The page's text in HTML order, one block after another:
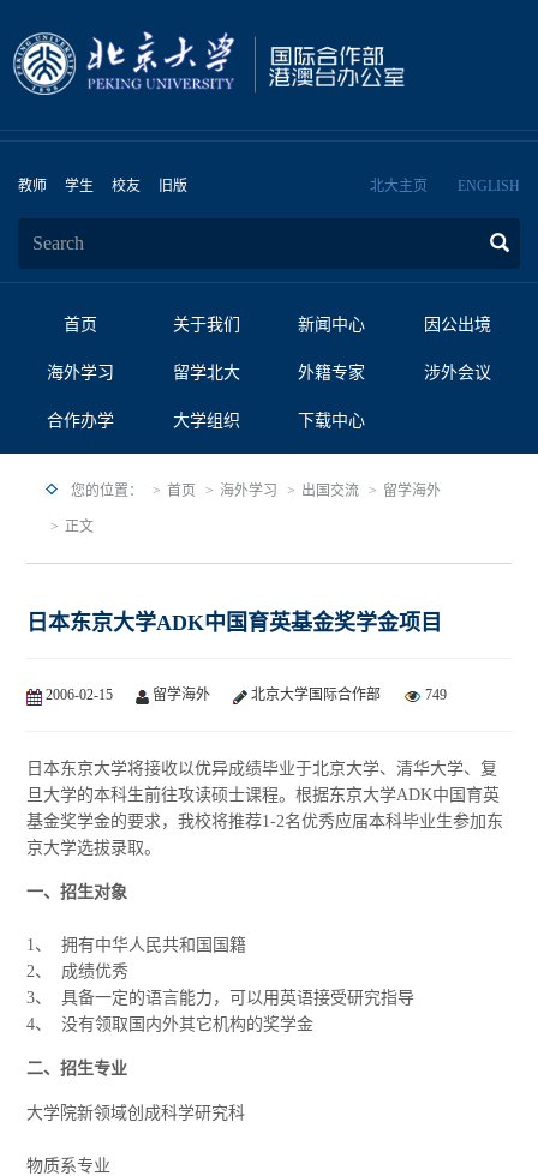
教师 学生 校友 旧版 北大主页 ENGLISH
首页 关于我们 新闻中心 因公出境
海外学习 留学北大 外籍专家 涉外会议
合作办学 大学组织 下载中心
您的位置： 首页 海外学习 出国交流 留学海外
正文
日本东京大学ADK中国育英基金奖学金项目
2006-02-15 留学海外 北京大学国际合作部 749
日本东京大学将接收以优异成绩毕业于北京大学、清华大学、复
旦大学的本科生前往攻读硕士课程。根据东京大学ADK中国育英
基金奖学金的要求，我校将推荐1-2名优秀应届本科毕业生参加东
京大学选拔录取。
一、招生对象
1、 拥有中华人民共和国国籍
2、 成绩优秀
3、 具备一定的语言能力，可以用英语接受研究指导
4、 没有领取国内外其它机构的奖学金
二、招生专业
大学院新领域创成科学研究科
物质系专业